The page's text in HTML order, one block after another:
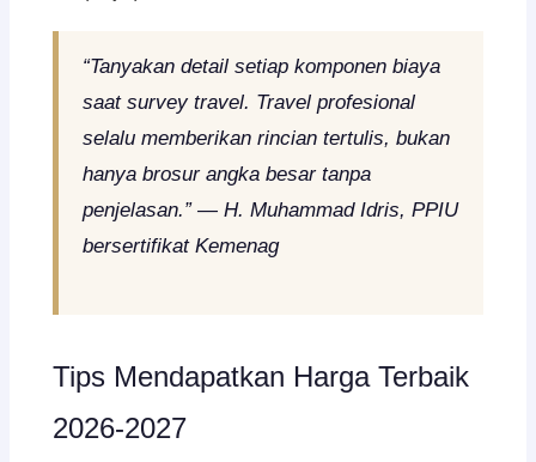
“Tanyakan detail setiap komponen biaya
saat survey travel. Travel profesional
selalu memberikan rincian tertulis, bukan
hanya brosur angka besar tanpa
penjelasan.” — H. Muhammad Idris, PPIU
bersertifikat Kemenag
Tips Mendapatkan Harga Terbaik
2026-2027